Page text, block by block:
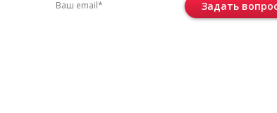
Задать